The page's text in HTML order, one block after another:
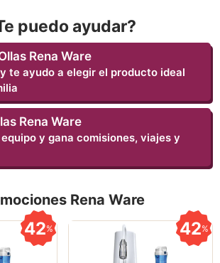
puedo ayudar?
Rena Ware
te ayudo a elegir el producto ideal
Rena Ware
y gana comisiones, viajes y
Rena Ware
42% 42%